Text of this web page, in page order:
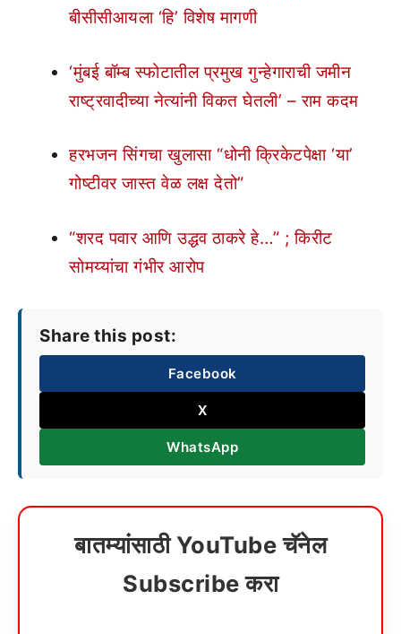
बीसीसीआयला ‘हि’ विशेष मागणी
‘मुंबई बॉम्ब स्फोटातील प्रमुख गुन्हेगाराची जमीन
राष्ट्रवादीच्या नेत्यांनी विकत घेतली’ – राम कदम
हरभजन सिंगचा खुलासा “धोनी क्रिकेटपेक्षा ‘या’
गोष्टीवर जास्त वेळ लक्ष देतो”
“शरद पवार आणि उद्धव ठाकरे हे…” ; किरीट
सोमय्यांचा गंभीर आरोप
Share this post:
Facebook
X
WhatsApp
बातम्यांसाठी YouTube चॅनेल
Subscribe करा